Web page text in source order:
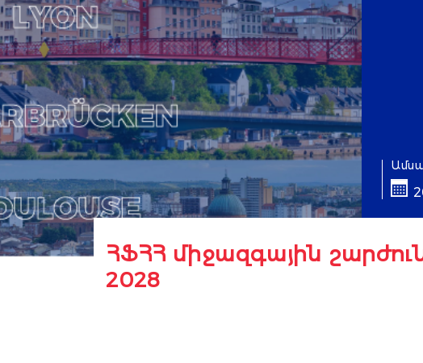
ՀՖՀՀ միջազգային
2028